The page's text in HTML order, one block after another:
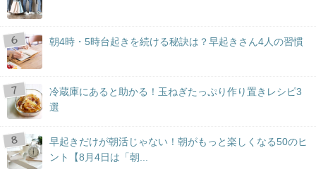
朝4時・5時台起きを続ける秘訣は？早起きさん4人の習慣
冷蔵庫にあると助かる！玉ねぎたっぷり作り置きレシピ3
選
早起きだけが朝活じゃない！朝がもっと楽しくなる50のヒ
ント【8月4日は「朝...